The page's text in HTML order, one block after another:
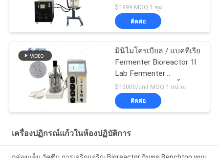
$1999 MOQ:1 ชุด
ติดต่อ
มินิไมโครเบียล / แบคทีเรีย
Fermenter Bioreactor 1l
Lab Fermenter
Bioreactor สําหรับผึ้ง
$10000/unit MOQ:1 หน่วย
ติดต่อ
เครื่องปฏิกรณ์แก้วในห้องปฏิบัติการ